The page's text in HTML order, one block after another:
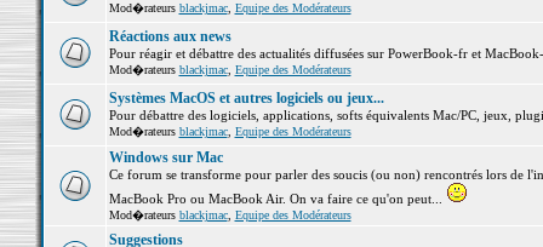
Mod�rateurs blackjmac, Equipe des Modérateurs
Réactions aux news
Pour réagir et débattre des actualités diffusées sur PowerBook-fr et
Mod�rateurs blackjmac, Equipe des Modérateurs
Systèmes MacOS et autres logiciels ou jeux...
Pour débattre des logiciels, applications, softs équivalents Mac/PC, jeux,
Mod�rateurs blackjmac, Equipe des Modérateurs
Windows sur Mac
Ce forum se transforme pour parler des soucis (ou non) rencontrés lors de
MacBook Pro ou MacBook Air. On va faire ce qu'on peut...
Mod�rateurs blackjmac, Equipe des Modérateurs
Suggestions